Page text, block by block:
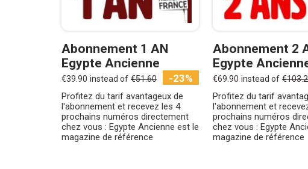
Abonnement 1 AN
Egypte Ancienne
€39.90 instead of €51.60 -23%
Profitez du tarif avantageux de
l'abonnement et recevez les 4
prochains numéros directement
chez vous : Egypte Ancienne est le
magazine de référence
Abonnement 2
Egypte
€69.90 instead of
Profitez du tarif
l'abonnement et
prochains numéros
chez vous : Egypte
magazine de référence